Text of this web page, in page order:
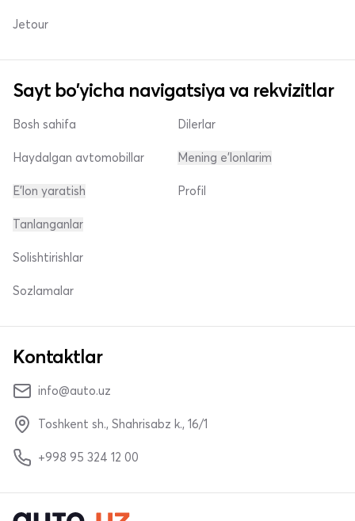
Jetour
Sayt bo'yicha navigatsiya va rekvizitlar
Bosh sahifa
Haydalgan avtomobillar
E'lon yaratish
Dilerlar
Mening e'lonlarim
Profil
Tanlanganlar
Solishtirishlar
Sozlamalar
Kontaktlar
info@auto.uz
Toshkent sh., Shahrisabz k., 16/1
+998 95 324 12 00